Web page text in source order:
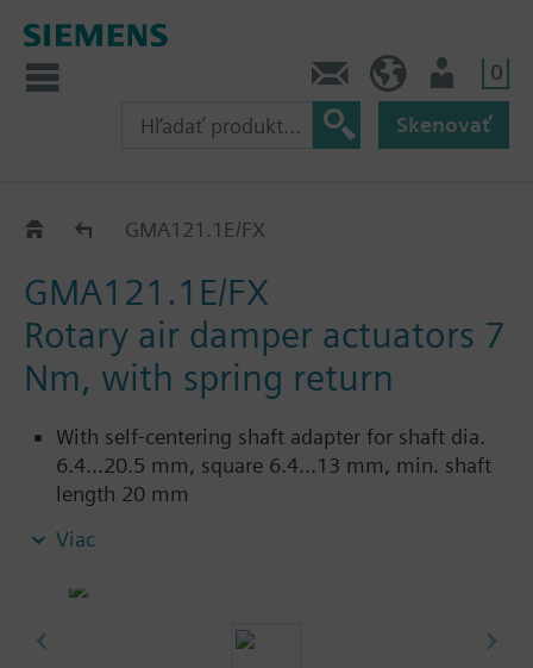
0
Skenovať
GMA..1EGMA121.1E/FX
GMA121.1E/FX
Rotary air damper actuators 7
Nm, with spring return
With self-centering shaft adapter for shaft dia.
6.4...20.5 mm, square 6.4...13 mm, min. shaft
length 20 mm
mechanical limit stop
0.9 m connecting cable
Viac